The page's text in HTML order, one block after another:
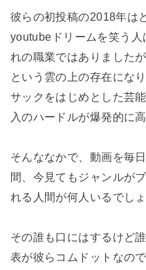
彼らの初投稿の2018年は
youtubeドリームを笑う
れの職業ではありました
という雲の上の存在にな
サックをはじめとした芸
入のハードルが爆発的に
そんななかで、動画を毎
間、今見てもジャンルが
れる人間が何人いるでし
その誰も口にはするけど
表が彼らコムドットなの